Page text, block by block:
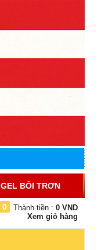
GEL BÔI TRƠN
0 Thành tiền : 0 VND
Xem giỏ hàng